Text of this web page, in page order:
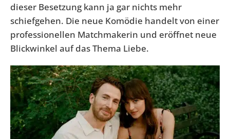
dieser Besetzung kann ja gar nichts mehr
schiefgehen. Die neue Komödie handelt von einer
professionellen Matchmakerin und eröffnet neue
Blickwinkel auf das Thema Liebe.